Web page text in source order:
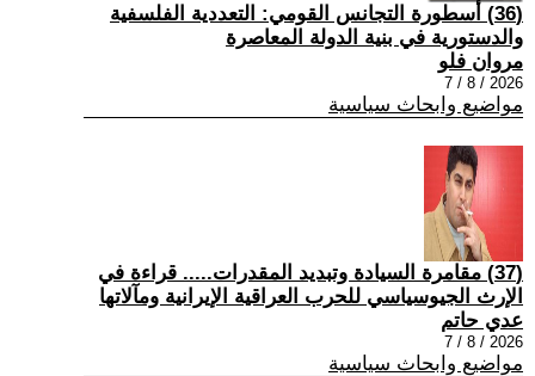
(36) أسطورة التجانس القومي: التعددية الفلسفية
والدستورية في بنية الدولة المعاصرة
مروان فلو
2026 / 8 / 7
مواضيع وابحاث سياسية
(37) مقامرة السيادة وتبديد المقدرات..... قراءة في
الإرث الجيوسياسي للحرب العراقية الإيرانية ومآلاتها
عدي حاتم
2026 / 8 / 7
مواضيع وابحاث سياسية